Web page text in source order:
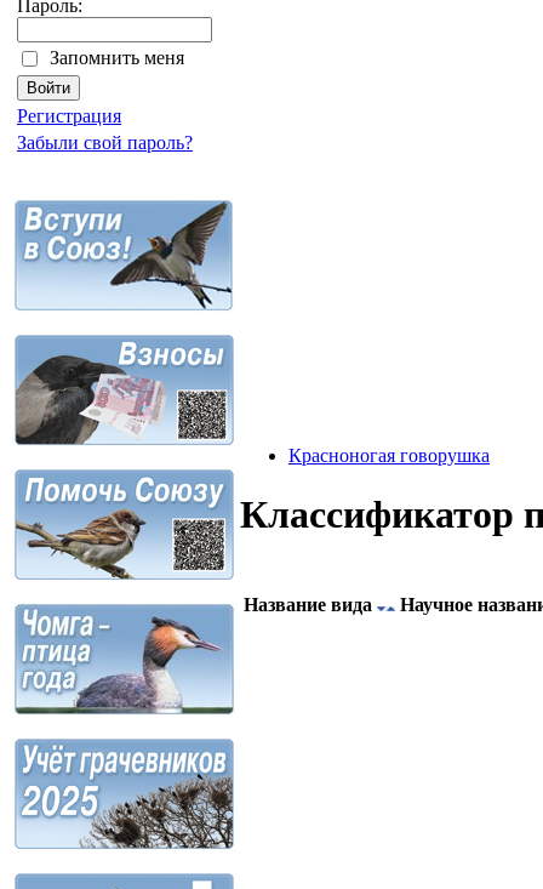
Пароль:
Запомнить меня
Регистрация
Забыли свой пароль?
Красноногая говорушка
Классификатор
Название вида Научное